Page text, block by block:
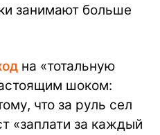
занимают больше
на «тотальную
шоком:
что за руль сел
«заплати за каждый